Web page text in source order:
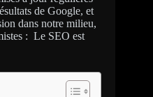
de Google, et
dans notre milieu,
: Le SEO est